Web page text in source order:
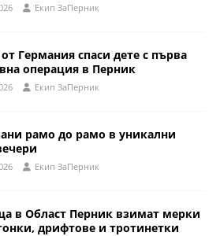
Eкип ЗаПерник
Германия спаси дете с първа
операция в Перник
Eкип ЗаПерник
рамо до рамо в уникални
Eкип ЗаПерник
в Област Перник взимат мерки
дрифтове и тротинетки